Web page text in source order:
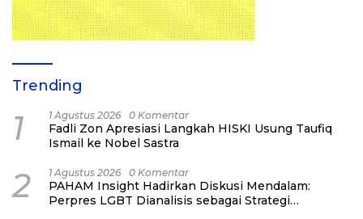
Trending
1 1 Agustus 2026 0 Komentar
Fadli Zon Apresiasi Langkah HISKI Usung Taufiq
Ismail ke Nobel Sastra
2 1 Agustus 2026 0 Komentar
PAHAM Insight Hadirkan Diskusi Mendalam:
Perpres LGBT Dianalisis sebagai Strategi